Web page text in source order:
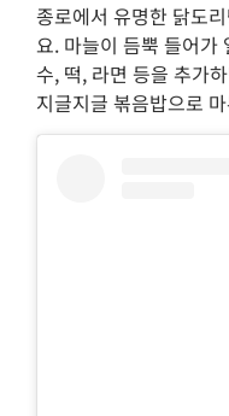
종로에서 유명한 닭도
요. 마늘이 듬뿍 들어가
수, 떡, 라면 등을 추가
지글지글 볶음밥으로